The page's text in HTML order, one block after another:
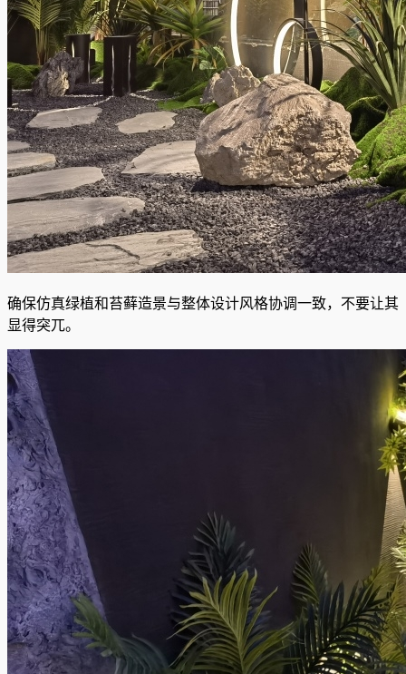
确保仿真绿植和苔藓造景与整体设计风格协调一致，不要让其
显得突兀。